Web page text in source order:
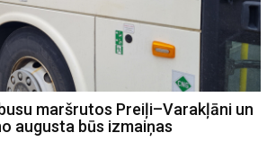
maršrutos Preiļi–Varakļāni un
augusta būs izmaiņas